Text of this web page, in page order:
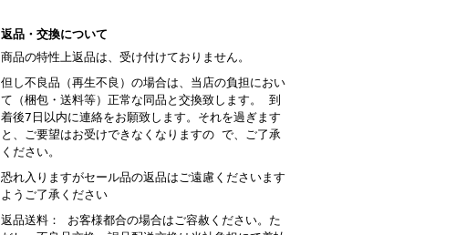
返品・交換について
商品の特性上返品は、受け付けておりません。
但し不良品（再生不良）の場合は、当店の負担におい
て（梱包・送料等）正常な同品と交換致します。 到
着後7日以内に連絡をお願致します。それを過ぎます
と、ご要望はお受けできなくなりますの で、ご了承
ください。
恐れ入りますがセール品の返品はご遠慮くださいます
ようご了承ください
返品送料： お客様都合の場合はご容赦ください。た